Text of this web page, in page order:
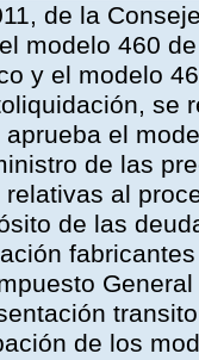
de la
modelo 460
y el modelo
se
el
de las
al
de las
de los